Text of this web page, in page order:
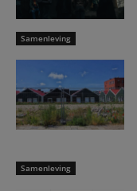
Samenleving
Samenleving